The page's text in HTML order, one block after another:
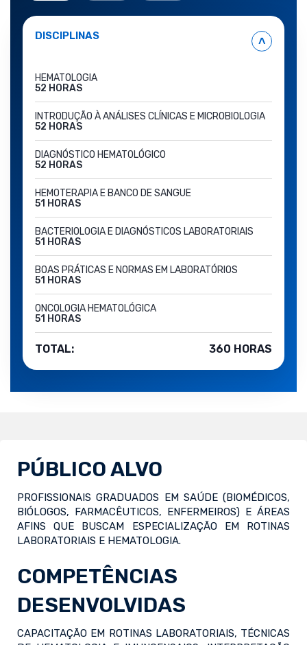
DISCIPLINAS ˄
HEMATOLOGIA
52 HORAS
INTRODUÇÃO À ANÁLISES CLÍNICAS E MICROBIOLOGIA
52 HORAS
DIAGNÓSTICO HEMATOLÓGICO
52 HORAS
HEMOTERAPIA E BANCO DE SANGUE
51 HORAS
BACTERIOLOGIA E DIAGNÓSTICOS LABORATORIAIS
51 HORAS
BOAS PRÁTICAS E NORMAS EM LABORATÓRIOS
51 HORAS
ONCOLOGIA HEMATOLÓGICA
51 HORAS
TOTAL: 360 HORAS
PÚBLICO ALVO
PROFISSIONAIS GRADUADOS EM SAÚDE (BIOMÉDICOS,
BIÓLOGOS, FARMACÊUTICOS, ENFERMEIROS) E ÁREAS
AFINS QUE BUSCAM ESPECIALIZAÇÃO EM ROTINAS
LABORATORIAIS E HEMATOLOGIA.
COMPETÊNCIAS
DESENVOLVIDAS
CAPACITAÇÃO EM ROTINAS LABORATORIAIS, TÉCNICAS